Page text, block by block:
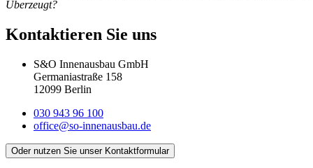
Überzeugt?
Kontaktieren Sie uns
S&O Innenausbau GmbH
Germaniastraße 158
12099 Berlin
030 943 96 100
office@so-innenausbau.de
Oder nutzen Sie unser Kontaktformular